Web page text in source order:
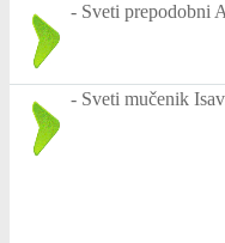
- Sveti prepodobni
- Sveti mučenik